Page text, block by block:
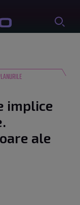
implice
ale